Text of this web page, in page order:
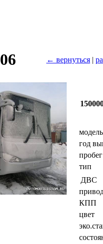
← вернуться |
модель
год
пробег
тип
ДВС
КПП
цвет